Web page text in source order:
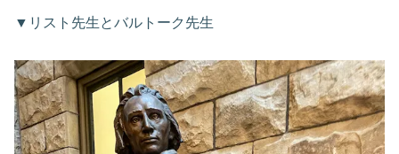
▼リスト先生とバルトーク先生